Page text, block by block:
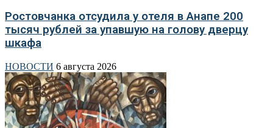
Ростовчанка отсудила у отеля в Анапе 200
тысяч рублей за упавшую на голову дверцу
шкафа
НОВОСТИ 6 августа 2026